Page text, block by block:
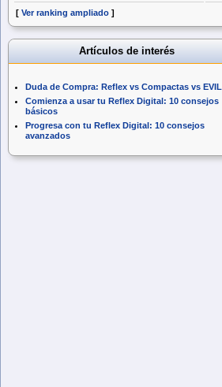
[ Ver ranking ampliado ]
Artículos de interés
Duda de Compra: Reflex vs Compactas vs EVIL
Comienza a usar tu Reflex Digital: 10 consejos
básicos
Progresa con tu Reflex Digital: 10 consejos
avanzados